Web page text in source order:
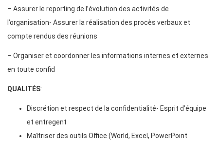
– Assurer le reporting de l’évolution des activités de
l’organisation- Assurer la réalisation des procès verbaux et
compte rendus des réunions
– Organiser et coordonner les informations internes et externes
en toute confid
QUALITÉS:
Discrétion et respect de la confidentialité- Esprit d’équipe
et entregent
Maîtriser des outils Office (World, Excel, PowerPoint